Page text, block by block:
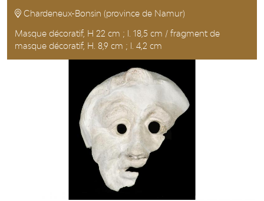
Chardeneux-Bonsin (province de Namur)
Masque décoratif, H 22 cm ; l. 18,5 cm / fragment de
masque décoratif, H. 8,9 cm ; l. 4,2 cm